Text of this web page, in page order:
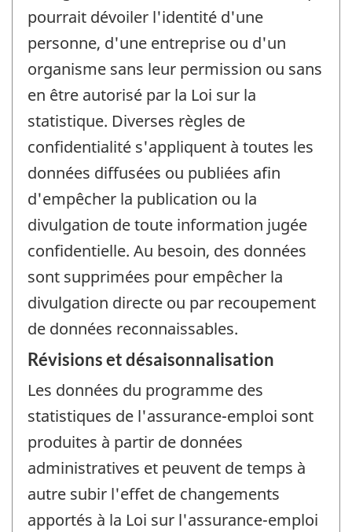
pourrait dévoiler l'identité d'une
personne, d'une entreprise ou d'un
organisme sans leur permission ou sans
en être autorisé par la Loi sur la
statistique. Diverses règles de
confidentialité s'appliquent à toutes les
données diffusées ou publiées afin
d'empêcher la publication ou la
divulgation de toute information jugée
confidentielle. Au besoin, des données
sont supprimées pour empêcher la
divulgation directe ou par recoupement
de données reconnaissables.
Révisions et désaisonnalisation
Les données du programme des
statistiques de l'assurance-emploi sont
produites à partir de données
administratives et peuvent de temps à
autre subir l'effet de changements
apportés à la Loi sur l'assurance-emploi